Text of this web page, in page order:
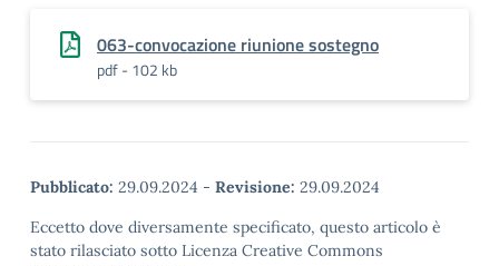
063-convocazione riunione sostegno
pdf - 102 kb
Pubblicato: 29.09.2024 - Revisione: 29.09.2024
Eccetto dove diversamente specificato, questo articolo è
stato rilasciato sotto Licenza Creative Commons